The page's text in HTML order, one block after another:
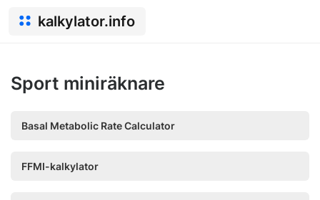
kalkylator.info
Sport miniräknare
Basal Metabolic Rate Calculator
FFMI-kalkylator